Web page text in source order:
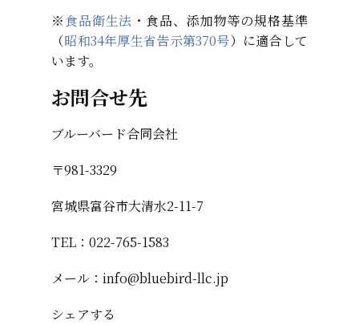
※食品衛生法 ・食品、添加物等の規格基準
（昭和34年厚生省告示第370号）に適合して
います。
お問合せ先
ブルーバード合同会社
〒981-3329
宮城県富谷市大清水2-11-7
TEL：022-765-1583
メール：info@bluebird-llc.jp
シェアする